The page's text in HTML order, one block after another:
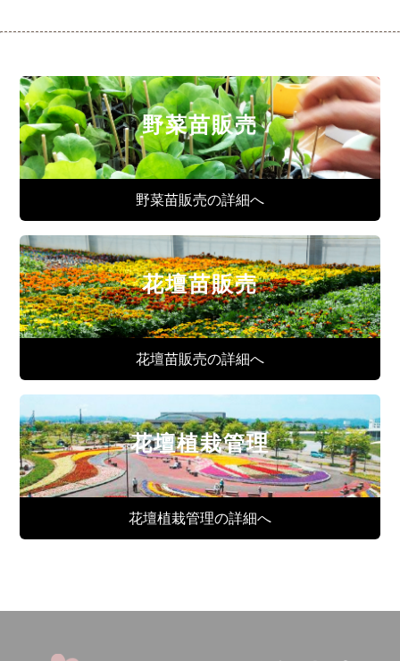
野菜苗販売
野菜苗販売の詳細へ
花壇苗販売
花壇苗販売の詳細へ
花壇植栽管理
花壇植栽管理の詳細へ